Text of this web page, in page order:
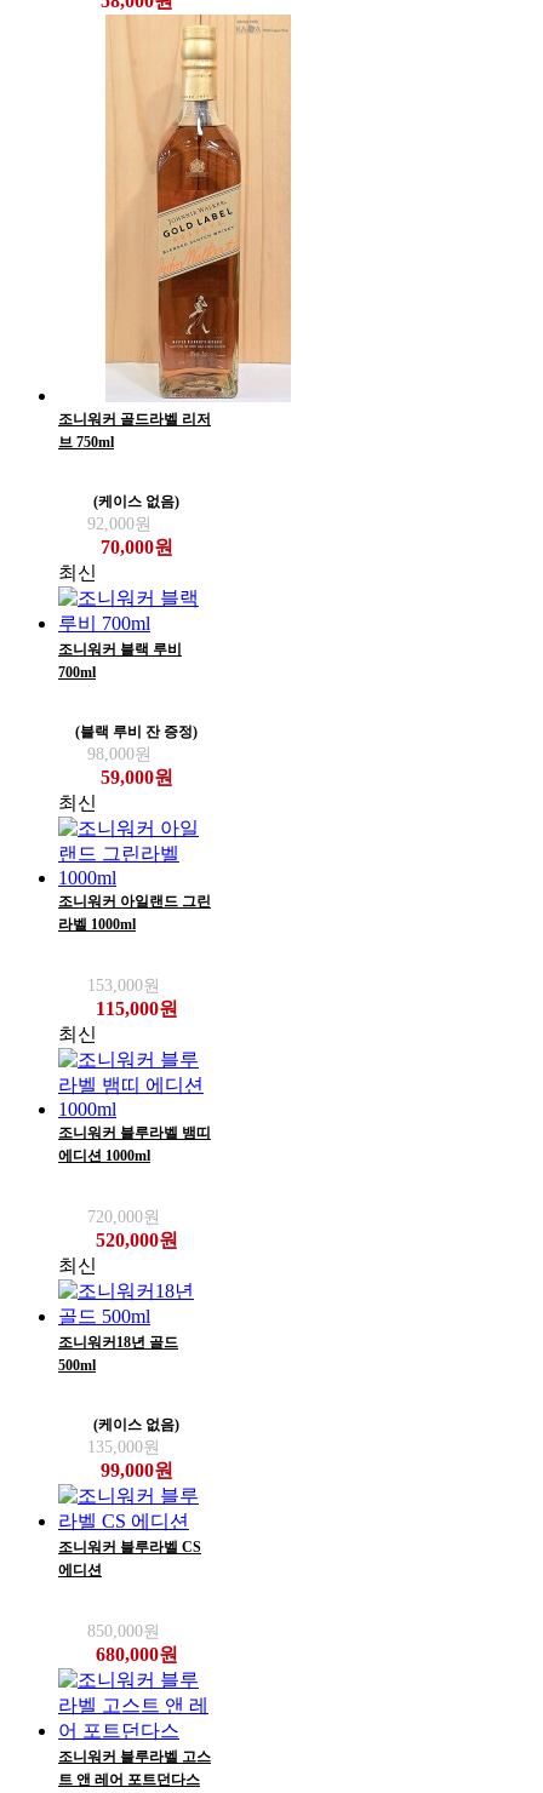
조니워커 골드라벨 리저
브 750ml
(케이스 없음)
92,000원
70,000원
최신
조니워커 블랙 루비
700ml
(블랙 루비 잔 증정)
98,000원
59,000원
최신
조니워커 아일랜드 그린
라벨 1000ml
153,000원
115,000원
최신
조니워커 블루라벨 뱀띠
에디션 1000ml
720,000원
520,000원
최신
조니워커18년 골드
500ml
(케이스 없음)
135,000원
99,000원
조니워커 블루라벨 CS
에디션
850,000원
680,000원
조니워커 블루라벨 고스
트 앤 레어 포트던다스